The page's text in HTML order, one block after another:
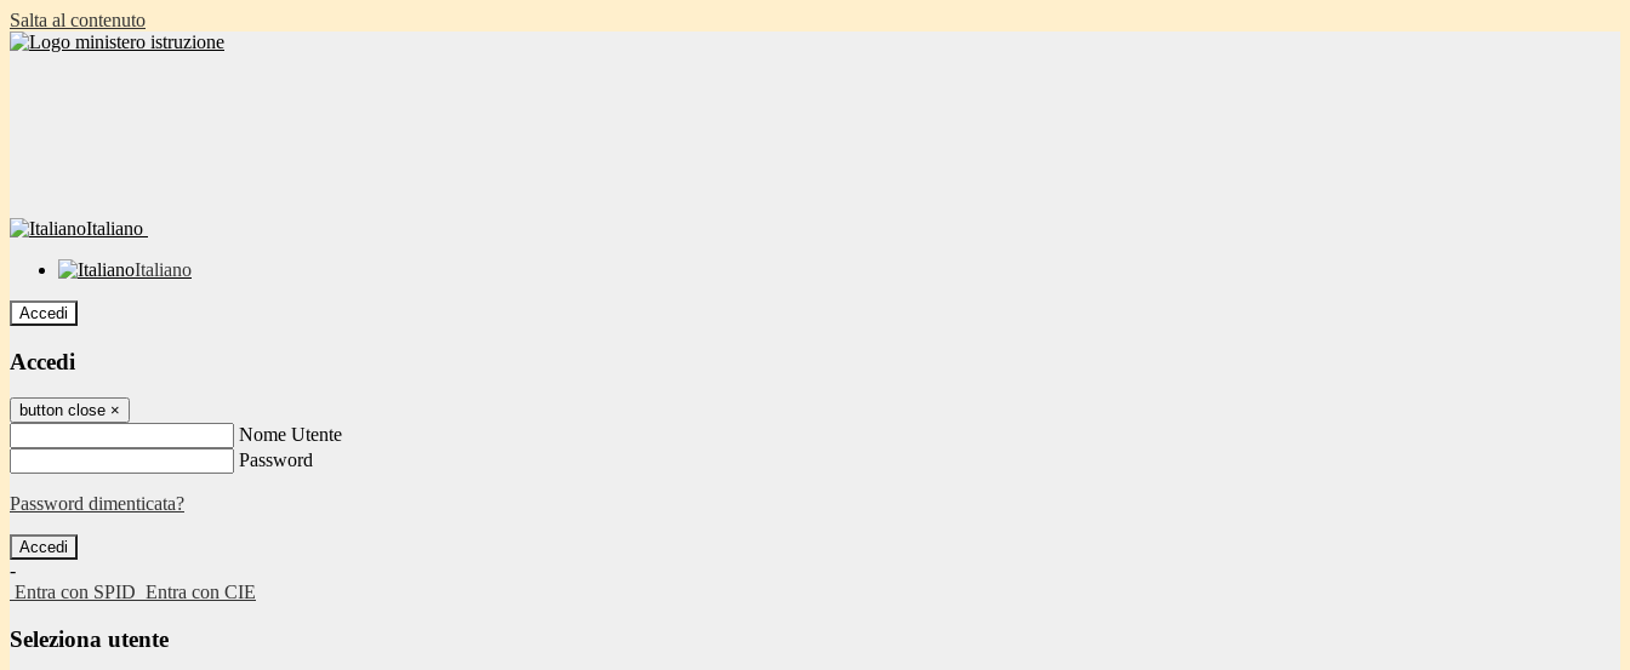
Salta al contenuto
Italiano
Italiano
Accedi
Accedi
button close ×
Nome Utente
Password
Password dimenticata?
-
Entra con SPID Entra con CIE
Seleziona utente